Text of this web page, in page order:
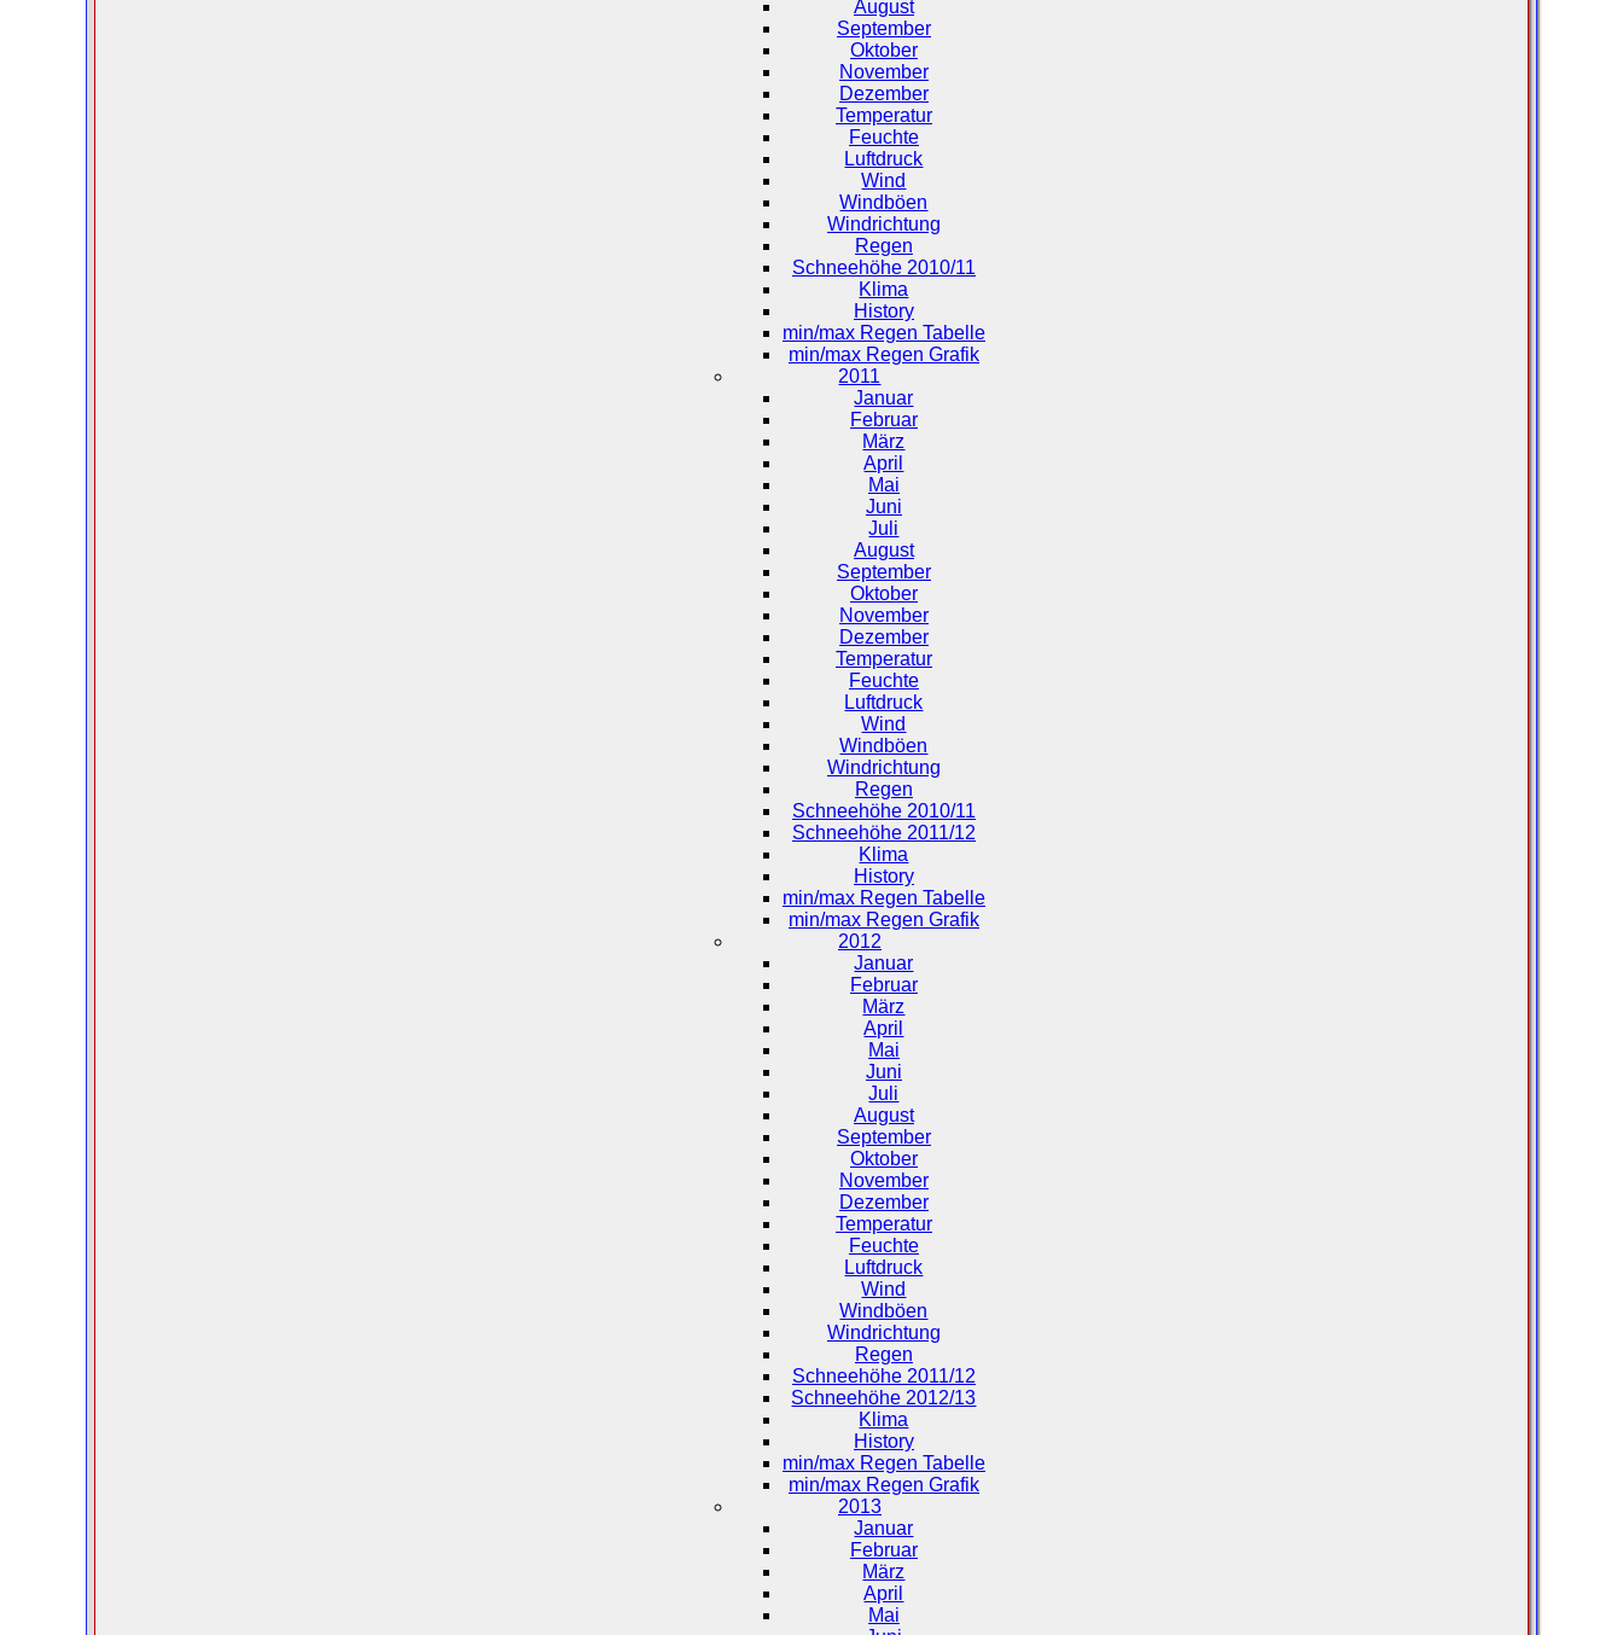
August
September
Oktober
November
Dezember
Temperatur
Feuchte
Luftdruck
Wind
Windböen
Windrichtung
Regen
Schneehöhe 2010/11
Klima
History
min/max Regen Tabelle
min/max Regen Grafik
2011
Januar
Februar
März
April
Mai
Juni
Juli
August
September
Oktober
November
Dezember
Temperatur
Feuchte
Luftdruck
Wind
Windböen
Windrichtung
Regen
Schneehöhe 2010/11
Schneehöhe 2011/12
Klima
History
min/max Regen Tabelle
min/max Regen Grafik
2012
Januar
Februar
März
April
Mai
Juni
Juli
August
September
Oktober
November
Dezember
Temperatur
Feuchte
Luftdruck
Wind
Windböen
Windrichtung
Regen
Schneehöhe 2011/12
Schneehöhe 2012/13
Klima
History
min/max Regen Tabelle
min/max Regen Grafik
2013
Januar
Februar
März
April
Mai